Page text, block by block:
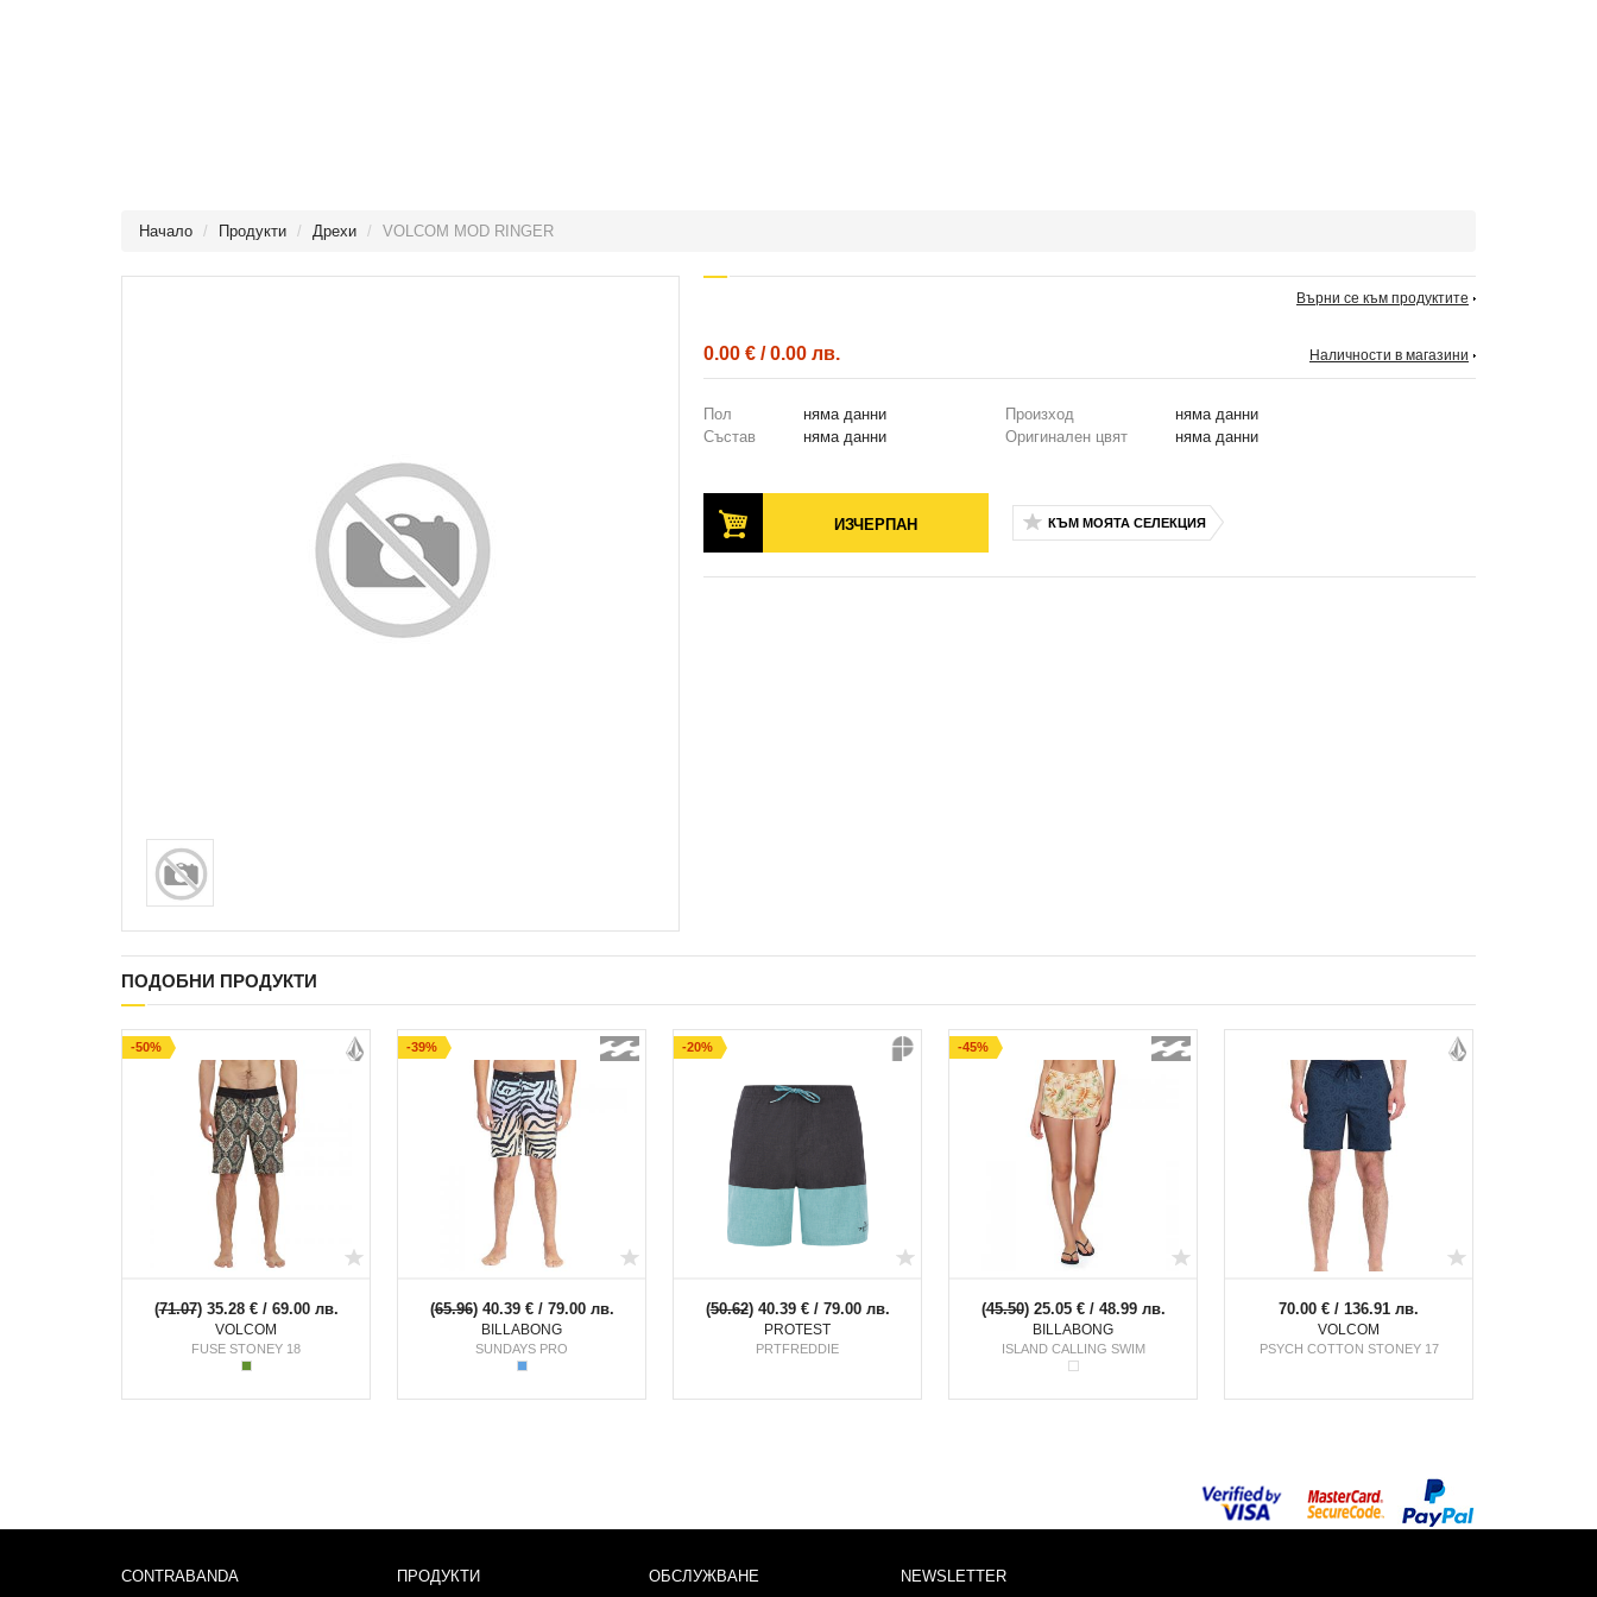
Начало Продукти Дрехи VOLCOM MOD RINGER
0.00 € / 0.00 лв.
Върни се към продуктите
Наличности в магазини
Пол няма данни Произход
няма данни
Състав
няма данни Оригинален цвят няма данни
ИЗЧЕРПАН КЪМ МОЯТА СЕЛЕКЦИЯ
ПОДОБНИ ПРОДУКТИ
(71.07) 35.28 € / 69.00 лв.
VOLCOM
FUSE STONEY 18
-50%
(65.96) 40.39 € / 79.00 лв.
BILLABONG
SUNDAYS PRO
-39%
(50.62) 40.39 € / 79.00 лв.
PROTEST
PRTFREDDIE
-20%
(45.50) 25.05 € / 48.99 лв.
BILLABONG
ISLAND CALLING SWIM
-45%
70.00 € / 136.91 лв.
VOLCOM
PSYCH COTTON STONEY 17
CONTRABANDA ПРОДУКТИ ОБСЛУЖВАНЕ NEWSLETTER